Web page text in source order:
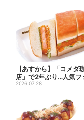
【あすから】「コメダ
店」で2年ぶり…人気フ
復活！“ハワイ旅行が当
2026.07.28